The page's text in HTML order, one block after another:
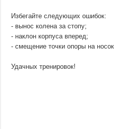
Избегайте следующих ошибок:
- вынос колена за стопу;
- наклон корпуса вперед;
- смещение точки опоры на
Удачных тренировок!